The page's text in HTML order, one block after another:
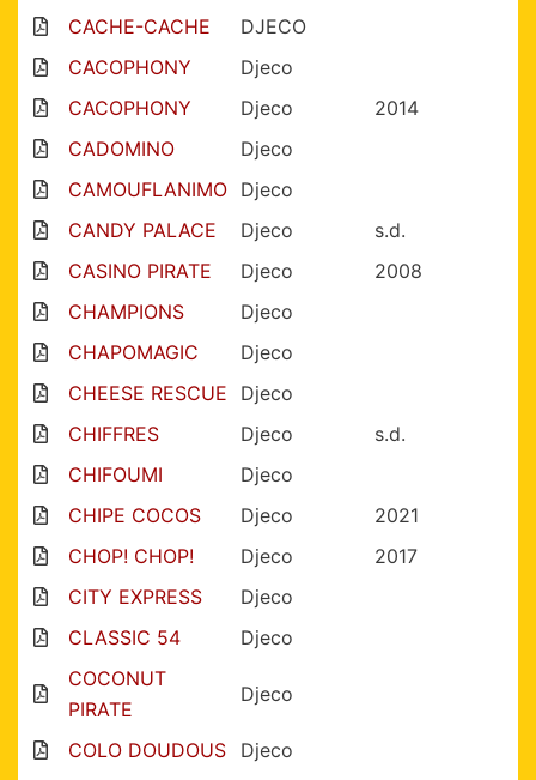
CACHE-CACHE
DJECO
CACOPHONY
Djeco
CACOPHONY
Djeco
2014
CADOMINO
Djeco
CAMOUFLANIMO Djeco
CANDY PALACE
Djeco
s.d.
CASINO PIRATE
Djeco
2008
CHAMPIONS
Djeco
CHAPOMAGIC
Djeco
CHEESE RESCUE
Djeco
CHIFFRES
Djeco
s.d.
CHIFOUMI
Djeco
CHIPE COCOS
Djeco
2021
CHOP! CHOP!
Djeco
2017
CITY EXPRESS
Djeco
CLASSIC 54
Djeco
COCONUT
PIRATE
Djeco
COLO DOUDOUS
Djeco